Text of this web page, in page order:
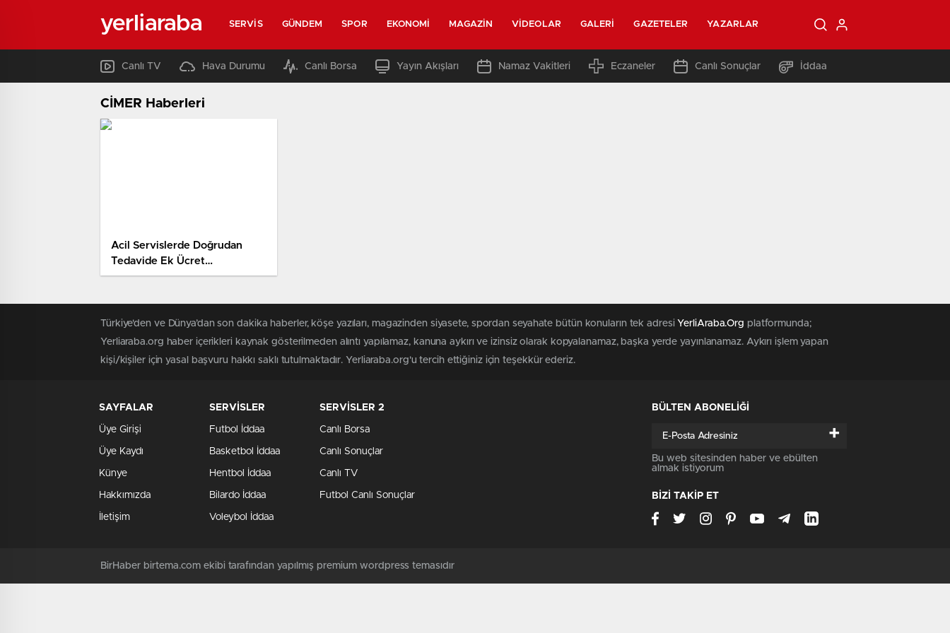
yerliaraba SERVIS GÜNDEM SPOR EKONOMI MAGAZIN VIDEOLAR GALERI GAZETELER YAZARLAR
Canlı TV Hava Durumu Canlı Borsa Yayın Akışları Namaz Vakitleri Eczaneler Canlı Sonuçlar İddaa
CİMER Haberleri
Acil Servislerde Doğrudan
Tedavide Ek Ücret
Ödenmeyecek
Türkiye'den ve Dünya’dan son dakika haberler, köşe yazıları, magazinden siyasete, spordan seyahate bütün konuların tek adresi YerliAraba.Org platformunda;
Yerliaraba.org haber içerikleri kaynak gösterilmeden alıntı yapılamaz, kanuna aykırı ve izinsiz olarak kopyalanamaz, başka yerde yayınlanamaz. Aykırı işlem yapan
kişi/kişiler için yasal başvuru hakkı saklı tutulmaktadır. Yerliaraba.org'u tercih ettiğiniz için teşekkür ederiz.
SAYFALAR
Üye Girişi
Üye Kaydı
Künye
Hakkımızda
İletişim
SERVİSLER
Futbol İddaa
Basketbol İddaa
Hentbol İddaa
Bilardo İddaa
Voleybol İddaa
SERVİSLER 2
Canlı Borsa
Canlı Sonuçlar
Canlı TV
Futbol Canlı Sonuçlar
BÜLTEN ABONELİĞİ
+
Bu web sitesinden haber ve ebülten
almak istiyorum
BİZİ TAKİP ET
BirHaber birtema.com ekibi tarafından yapılmış premium wordpress temasıdır